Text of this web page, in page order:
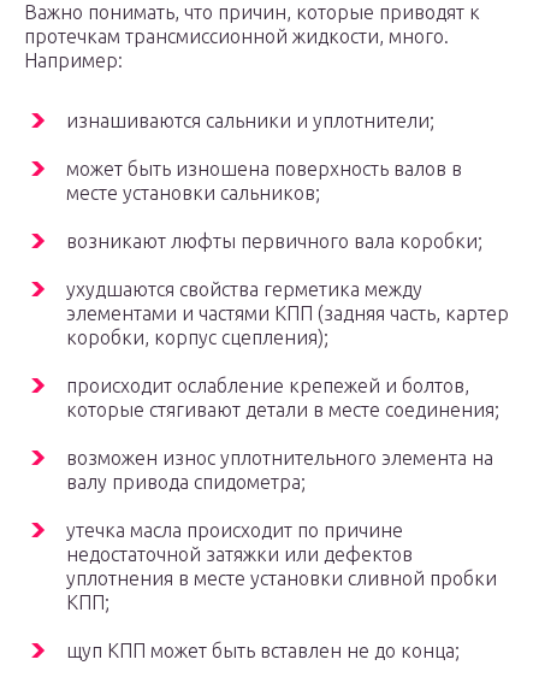
Важно понимать, что причин, которые приводят к
протечкам трансмиссионной жидкости, много.
Например:
изнашиваются сальники и уплотнители;
может быть изношена поверхность валов в
месте установки сальников;
возникают люфты первичного вала коробки;
ухудшаются свойства герметика между
элементами и частями КПП (задняя часть, картер
коробки, корпус сцепления);
происходит ослабление крепежей и болтов,
которые стягивают детали в месте соединения;
возможен износ уплотнительного элемента на
валу привода спидометра;
утечка масла происходит по причине
недостаточной затяжки или дефектов
уплотнения в месте установки сливной пробки
КПП;
щуп КПП может быть вставлен не до конца;